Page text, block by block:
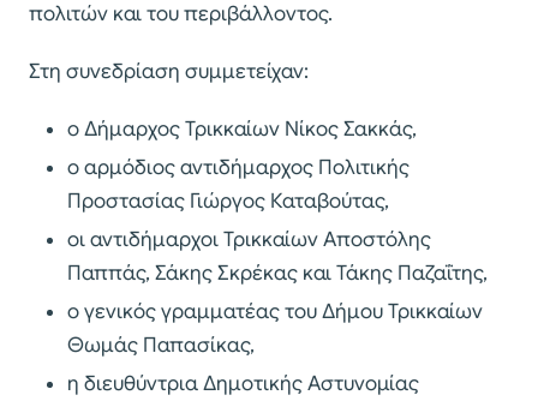
πολιτών και του περιβάλλοντος.
Στη συνεδρίαση συμμετείχαν:
ο Δήμαρχος Τρικκαίων Νίκος Σακκάς,
ο αρμόδιος αντιδήμαρχος Πολιτικής
Προστασίας Γιώργος Καταβούτας,
οι αντιδήμαρχοι Τρικκαίων Αποστόλης
Παππάς, Σάκης Σκρέκας και Τάκης Παζαΐτης,
ο γενικός γραμματέας του Δήμου Τρικκαίων
Θωμάς Παπασίκας,
η διευθύντρια Δημοτικής Αστυνομίας